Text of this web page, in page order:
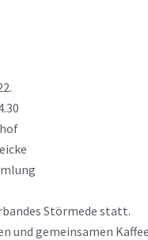
Störmede statt.
und gemeinsamen